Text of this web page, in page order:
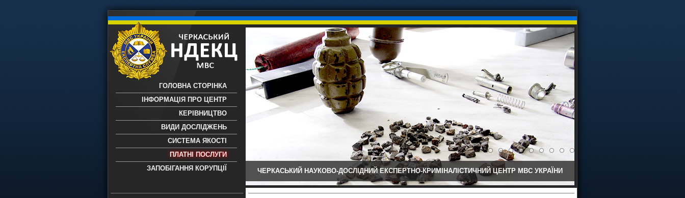
науково-дослідний експертно-
ГОЛОВНА СТОРІНКА
ІНФОРМАЦІЯ ПРО ЦЕНТР
КЕРІВНИЦТВО
ВИДИ ДОСЛІДЖЕНЬ
СИСТЕМА ЯКОСТІ
ПЛАТНІ ПОСЛУГИ
ЗАПОБІГАННЯ КОРУПЦІЇ
ЧЕРКАСЬКИЙ НАУКОВО-ДОСЛІДНИЙ ЕКСПЕРТНО-КРИМІНАЛІСТИЧНИЙ ЦЕНТР МВС УКРАЇНИ